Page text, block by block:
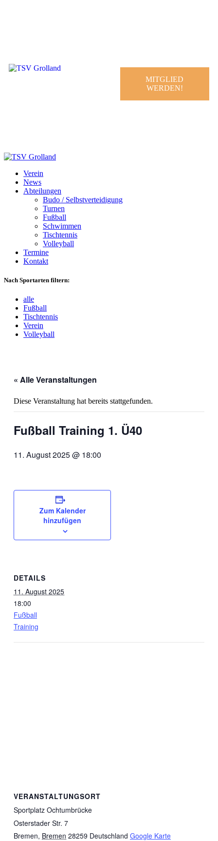
MITGLIED
WERDEN!
Verein
News
Abteilungen
Budo / Selbstverteidigung
Turnen
Fußball
Schwimmen
Tischtennis
Volleyball
Termine
Kontakt
Nach Sportarten filtern:
alle
Fußball
Tischtennis
Verein
Volleyball
« Alle Veranstaltungen
Diese Veranstaltung hat bereits stattgefunden.
Fußball Training 1. Ü40
11. August 2025 @ 18:00
Zum Kalender
hinzufügen
DETAILS
11. August 2025
18:00
Fußball
Training
VERANSTALTUNGSORT
Sportplatz Ochtumbrücke
Osterstader Str. 7
Bremen, Bremen 28259 Deutschland Google Karte